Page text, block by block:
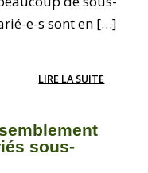
e-s sont en […]
LIRE LA SUITE
sous-